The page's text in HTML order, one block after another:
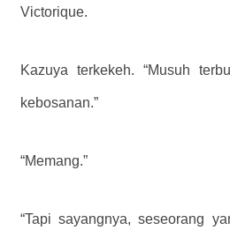
Victorique.
Kazuya terkekeh. “Musuh
kebosanan.”
“Memang.”
“Tapi sayangnya, seseorang